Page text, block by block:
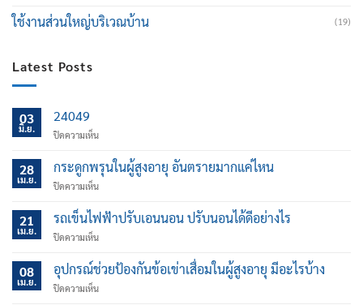
ใช้งานส่วนใหญ่บริเวณบ้าน (19)
Latest Posts
03
มิ.ย.
24049
ปิดความเห็นบน
28
เม.ย.
กระดูกพรุนในผู้สูงอายุ อันตรายมากแค่ไหน
ปิดความเห็นบน
พรุน
ใน
ผู้
อายุ
มาก
21
เม.ย.
รถเข็นไฟฟ้าปรับเอนนอน ปรับนอนได้ดีอย่างไร
ปิดความเห็นบน
เข็น
ไฟฟ้า
ปรับ
08
เม.ย.
อุปกรณ์ช่วยป้องกันข้อเข่าเสื่อมในผู้สูงอายุ มีอะไรบ้าง
ปิดความเห็นบน